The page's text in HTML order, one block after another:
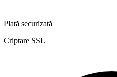
Plată securizată
Criptare SSL